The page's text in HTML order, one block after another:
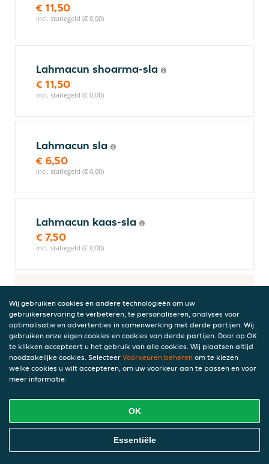
€ 11,50
incl. statiegeld (€ 0,00)
Lahmacun shoarma-sla
€ 11,50
incl. statiegeld (€ 0,00)
Lahmacun sla
€ 6,50
incl. statiegeld (€ 0,00)
Lahmacun kaas-sla
€ 7,50
incl. statiegeld (€ 0,00)
Alle schotels worden geserveerd met gebakken aardappelschijfjes,
salade, pitabroodje en saus naar keuze
Schotel schnitzel
€ 15,00
Schotel zigeuner schnitzel
Online Eten Bestellen
Wij gebruiken cookies en andere technologieën om uw
gebruikerservaring te verbeteren, te personaliseren, analyses voor
optimalisatie en advertenties in samenwerking met derde partijen. Wij
gebruiken onze eigen cookies en cookies van derde partijen. Door op OK
te klikken accepteert u het gebruik van alle cookies. Wij plaatsen altijd
noodzakelijke cookies. Selecteer Voorkeuren beheren om te kiezen
welke cookies u wilt accepteren, om uw voorkeur aan te passen en voor
meer informatie.
OK
Essentiële